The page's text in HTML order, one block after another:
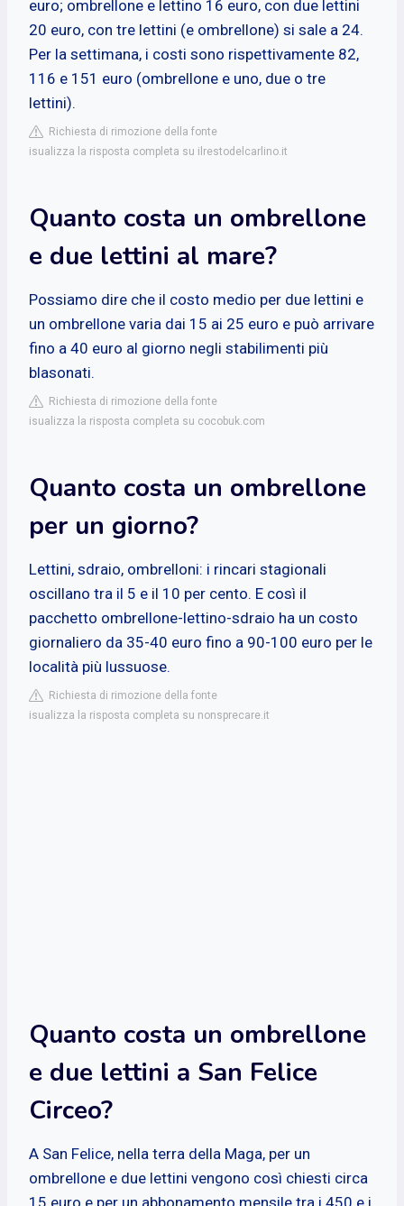
euro; ombrellone e lettino 16 euro, con due lettini
20 euro, con tre lettini (e ombrellone) si sale a 24.
Per la settimana, i costi sono rispettivamente 82,
116 e 151 euro (ombrellone e uno, due o tre
lettini).
Richiesta di rimozione della fonte
isualizza la risposta completa su ilrestodelcarlino.it
Quanto costa un ombrellone
e due lettini al mare?
Possiamo dire che il costo medio per due lettini e
un ombrellone varia dai 15 ai 25 euro e può arrivare
fino a 40 euro al giorno negli stabilimenti più
blasonati.
Richiesta di rimozione della fonte
isualizza la risposta completa su cocobuk.com
Quanto costa un ombrellone
per un giorno?
Lettini, sdraio, ombrelloni: i rincari stagionali
oscillano tra il 5 e il 10 per cento. E così il
pacchetto ombrellone-lettino-sdraio ha un costo
giornaliero da 35-40 euro fino a 90-100 euro per le
località più lussuose.
Richiesta di rimozione della fonte
isualizza la risposta completa su nonsprecare.it
Quanto costa un ombrellone
e due lettini a San Felice
Circeo?
A San Felice, nella terra della Maga, per un
ombrellone e due lettini vengono così chiesti circa
15 euro e per un abbonamento mensile tra i 450 e i